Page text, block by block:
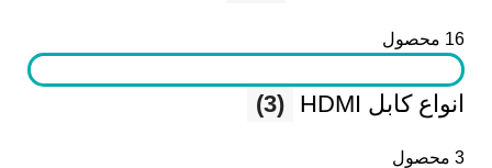
16 محصول
انواع کابل HDMI (3)
3 محصول